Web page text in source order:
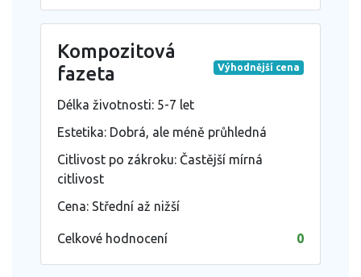
Kompozitová
fazeta
Výhodnější cena
Délka životnosti: 5-7 let
Estetika: Dobrá, ale méně průhledná
Citlivost po zákroku: Častější mírná
citlivost
Cena: Střední až nižší
Celkové hodnocení 0